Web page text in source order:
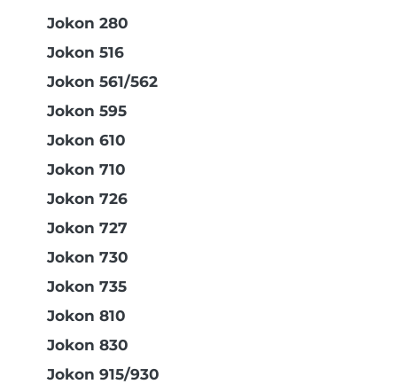
Jokon 280
Jokon 516
Jokon 561/562
Jokon 595
Jokon 610
Jokon 710
Jokon 726
Jokon 727
Jokon 730
Jokon 735
Jokon 810
Jokon 830
Jokon 915/930